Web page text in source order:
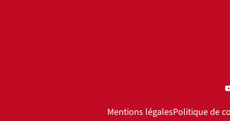
Mentions légalesPolitique de